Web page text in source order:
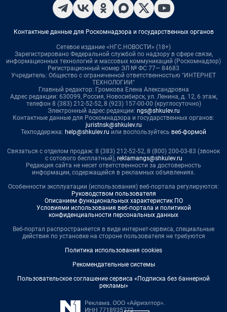
Контактные данные для Роскомнадзора и государственных органов
Сетевое издание «НГС.НОВОСТИ» (18+)
Зарегистрировано Федеральной службой по надзору в сфере связи,
информационных технологий и массовых коммуникаций (Роскомнадзор)
Регистрационный номер ЭЛ № ФС 77— 84683
Учредитель: Общество с ограниченной ответственностью "ИНТЕРНЕТ
ТЕХНОЛОГИИ"
Главный редактор: Громкова Елена Александровна
Адрес редакции: 630099, Россия, Новосибирск, ул. Ленина, д. 12, 6 этаж,
телефон 8 (383) 212-52-52, 8 (923) 157-00-00 (круглосуточно)
Электронный адрес редакции: ngs@shkulev.ru
Контактные данные для Роскомнадзора и государственных органов:
juristnsk@shkulev.ru
Техподдержка: help@shkulev.ru или воспользуйтесь веб-формой
Связаться с отделом продаж: 8 (383) 212-52-52, 8 (800) 200-03-83 (звонок
с сотового бесплатный), reklamangs@shkulev.ru
Редакция сайта не несет ответственности за достоверность
информации, содержащейся в рекламных объявлениях.
Особенности эксплуатации (использования) веб-портала регулируются:
Руководством пользователя
Описанием функциональных характеристик ПО
Условиями использования веб-портала и политикой
конфиденциальности персональных данных
Веб-портал распространяется в виде интернет-сервиса, специальные
действия по установке на стороне пользователя не требуются
Политика использования cookies
Рекомендательные системы
Пользовательское соглашение сервиса «Подписка без баннерной
рекламы»